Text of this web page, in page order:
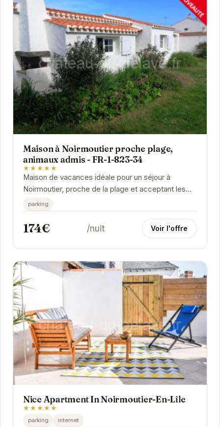
Maison à Noirmoutier proche plage,
animaux admis - FR-1-823-34
★★★★★
Maison de vacances idéale pour un séjour à
Noirmoutier, proche de la plage et acceptant les
animaux de compagnie. Profitez d'un
environnement...
parking
174€ /nuit Voir l'offre
Nice Apartment In Noirmoutier-En-Lîle
★★★★★
parking internet